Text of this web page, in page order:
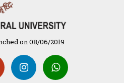
पहल" - भारतीय
अखिल
on 08/06/2019